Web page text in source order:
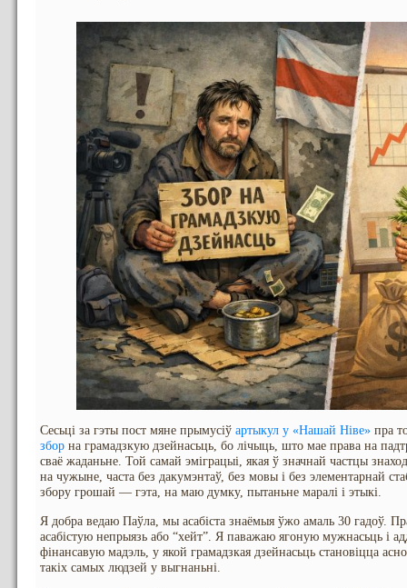
Сесьці за гэты пост мяне прымусіў артыкул у «Нашай Ніве» пра
збор на грамадзкую дзейнасьць, бо лічыць, што мае права на
сваё жаданьне. Той самай эміграцыі, якая ў значнай частцы
на чужыне, часта без дакумэнтаў, без мовы і без элементарнай
збору грошай — гэта, на маю думку, пытаньне маралі і этыкі.
Я добра ведаю Паўла, мы асабіста знаёмыя ўжо амаль 30 гадоў.
асабістую непрыязь або “хейт”. Я паважаю ягоную мужнасьць і
фінансавую мадэль, у якой грамадзкая дзейнасьць становіцца
такіх самых людзей у выгнаньні.